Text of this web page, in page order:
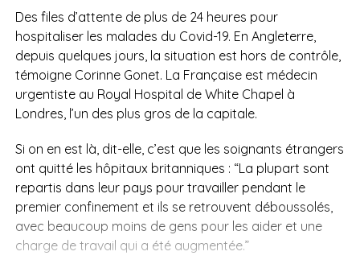
Des files d’attente de plus de 24 heures pour
hospitaliser les malades du Covid-19. En Angleterre,
depuis quelques jours, la situation est hors de contrôle,
témoigne Corinne Gonet. La Française est médecin
urgentiste au Royal Hospital de White Chapel à
Londres, l’un des plus gros de la capitale.
Si on en est là, dit-elle, c’est que les soignants étrangers
ont quitté les hôpitaux britanniques : “La plupart sont
repartis dans leur pays pour travailler pendant le
premier confinement et ils se retrouvent déboussolés,
avec beaucoup moins de gens pour les aider et une
charge de travail qui a été augmentée.”